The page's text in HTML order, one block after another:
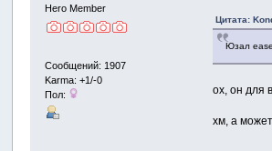
Hero Member
Сообщений: 1907
Karma: +1/-0
Пол:
Цитата:
Юзал
ох, он для
хм, а